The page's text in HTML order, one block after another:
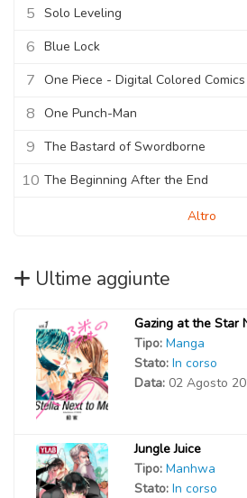
5 Solo Leveling
6 Blue Lock
7 One Piece - Digital Colored Comics
8 One Punch-Man
9 The Bastard of Swordborne
10 The Beginning After the End
Altro
Ultime aggiunte
Gazing at the Star
Tipo: Manga
Stato: In corso
Data: 02 Agosto
Jungle Juice
Tipo: Manhwa
Stato: In corso